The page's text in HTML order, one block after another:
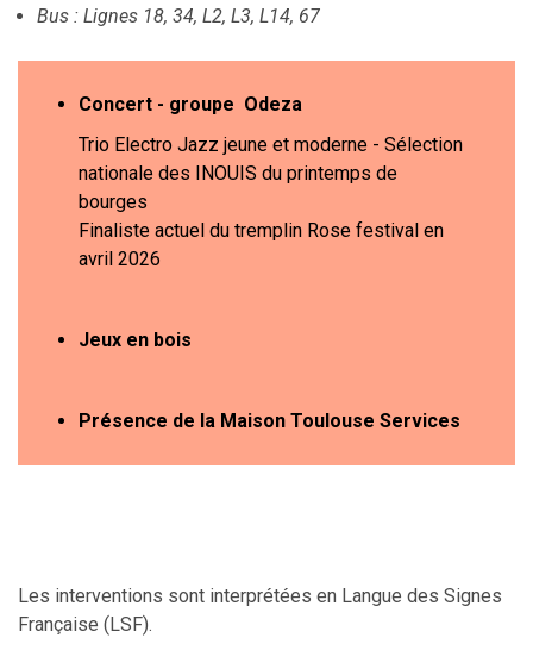
Bus : Lignes 18, 34, L2, L3, L14, 67
Concert - groupe Odeza
Trio Electro Jazz jeune et moderne - Sélection
nationale des INOUIS du printemps de
bourges
Finaliste actuel du tremplin Rose festival en
avril 2026
Jeux en bois
Présence de la Maison Toulouse Services
Les interventions sont interprétées en Langue des Signes
Française (LSF).